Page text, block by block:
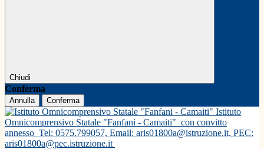
Chiudi
Conferma
Annulla Conferma
Istituto
Omnicomprensivo Statale "Fanfani - Camaiti" con convitto
annesso Tel: 0575.799057, Email: aris01800a@istruzione.it, PEC:
aris01800a@pec.istruzione.it